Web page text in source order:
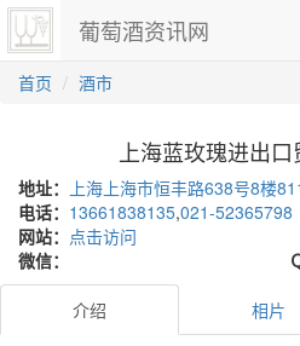
葡萄酒资讯网
首页 酒市
上海蓝玫瑰进出
地址：
上海上海市恒丰路638号8楼
电话： 13661838135,021-52365798
网站： 点击访问
微信：
介绍 相片